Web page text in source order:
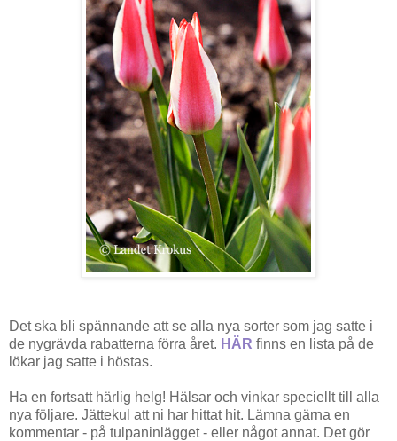
Det ska bli spännande att se alla nya sorter som jag satte i
de nygrävda rabatterna förra året. HÄR finns en lista på de
lökar jag satte i höstas.
Ha en fortsatt härlig helg! Hälsar och vinkar speciellt till alla
nya följare. Jättekul att ni har hittat hit. Lämna gärna en
kommentar - på tulpaninlägget - eller något annat. Det gör